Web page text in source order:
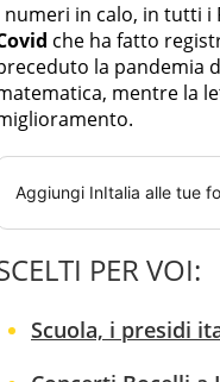
numeri in calo, in tutti i
che ha fatto
la pandemia
mentre la
Aggiungi InItalia alle tue
PER VOI:
Scuola, i presidi